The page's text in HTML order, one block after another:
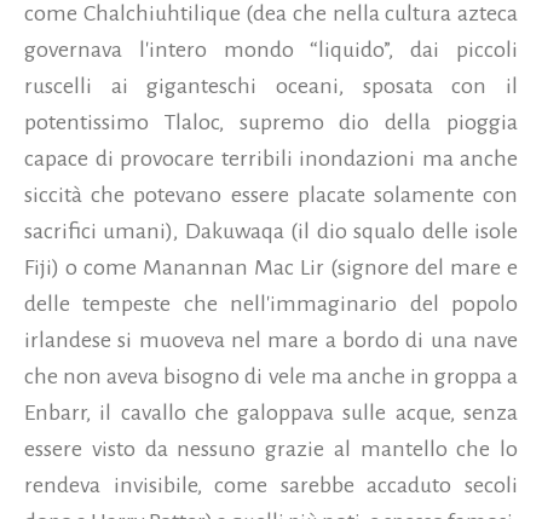
come Chalchiuhtilique (dea che nella cultura azteca
governava l'intero mondo “liquido”, dai piccoli
ruscelli ai giganteschi oceani, sposata con il
potentissimo Tlaloc, supremo dio della pioggia
capace di provocare terribili inondazioni ma anche
siccità che potevano essere placate solamente con
sacrifici umani), Dakuwaqa (il dio squalo delle isole
Fiji) o come Manannan Mac Lir (signore del mare e
delle tempeste che nell'immaginario del popolo
irlandese si muoveva nel mare a bordo di una nave
che non aveva bisogno di vele ma anche in groppa a
Enbarr, il cavallo che galoppava sulle acque, senza
essere visto da nessuno grazie al mantello che lo
rendeva invisibile, come sarebbe accaduto secoli